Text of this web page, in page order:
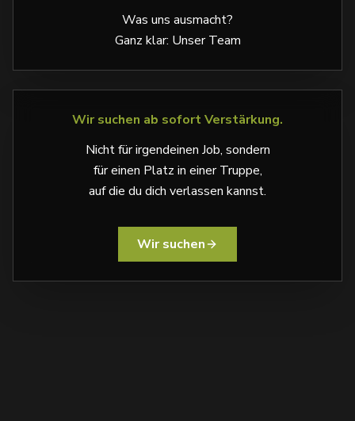
Was uns ausmacht?
Ganz klar: Unser Team
Wir suchen ab sofort Verstärkung.
Nicht für irgendeinen Job, sondern
für einen Platz in einer Truppe,
auf die du dich verlassen kannst.
Wir suchen